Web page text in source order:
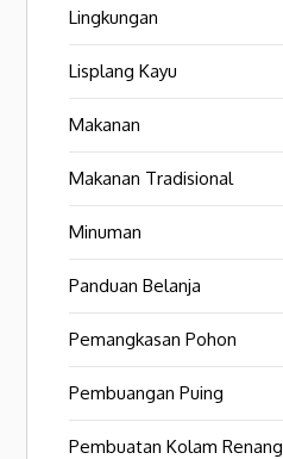
Lingkungan
Lisplang Kayu
Makanan
Makanan Tradisional
Minuman
Panduan Belanja
Pemangkasan Pohon
Pembuangan Puing
Pembuatan Kolam Renang